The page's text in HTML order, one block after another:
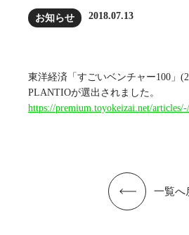
お知らせ 2018.07.13
東洋経済「すごいベンチャー100」
PLANTIOが選出されました。
https://premium.toyokeizai.net/
一覧へ